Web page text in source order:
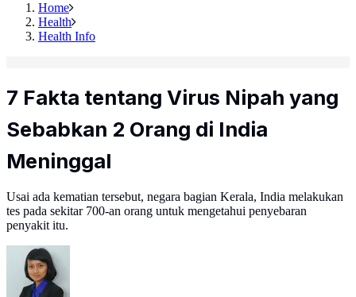
Home
Health
Health Info
7 Fakta tentang Virus Nipah yang
Sebabkan 2 Orang di India
Meninggal
Usai ada kematian tersebut, negara bagian Kerala, India melakukan
tes pada sekitar 700-an orang untuk mengetahui penyebaran
penyakit itu.